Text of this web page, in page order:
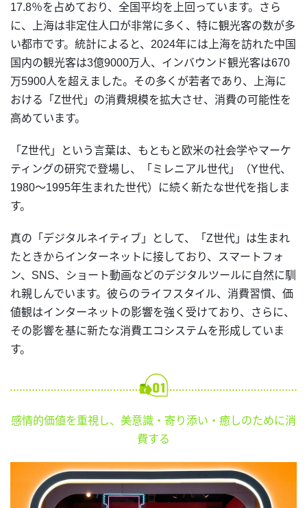
17.8％を占めており、全国平均を上回っています。さら
に、上海は非定住人口が非常に多く、特に観光客の数が多
い都市です。統計によると、2024年には上海を訪れた中国
国内の観光客は3億9000万人、インバウンド観光客は670
万5900人を超えました。その多くが若者であり、上海に
おける「Z世代」の消費規模を拡大させ、消費の可能性を
高めています。
「Z世代」という言葉は、もともと欧米の社会学やマーケ
ティングの研究で登場し、「ミレニアル世代」（Y世代、
1980〜1995年生まれた世代）に続く新たな世代を指しま
す。
真の「デジタルネイティブ」として、「Z世代」は生まれ
たときからインターネットに接しており、スマートフォ
ン、SNS、ショート動画などのデジタルツールに自然に馴
れ親しんでいます。彼らのライフスタイル、消費習慣、価
値観はインターネットの影響を強く受けており、さらに、
その影響を基に新たな消費エコシステムを形成していま
す。
感情的価値を重視し、美意識・寄り添い・癒しのために消
費する